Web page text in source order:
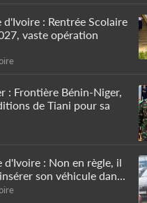
d'Ivoire : Rentrée Scolaire
vaste opération
: Frontière Bénin-Niger,
de Tiani pour sa
d'Ivoire : Non en règle, il
son véhicule dan...